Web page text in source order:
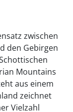
zwischen
den Gebirgen
Mountains
aus einem
zeichnet
Vielzahl